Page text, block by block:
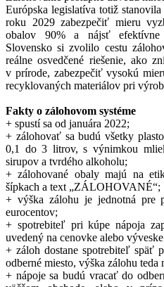
Európska legislatíva totiž
roku 2029 zabezpečiť mieru
obalov 90% a nájsť efektívne
Slovensko si zvolilo cestu
reálne osvedčené riešenie, ako
v prírode, zabezpečiť vysokú
recyklovaných materiálov pri
Fakty o zálohovom systéme
+ spustí sa od januára 2022;
+ zálohovať sa budú všetky
0,1 do 3 litrov, s výnimkou
sirupov a tvrdého alkoholu;
+ zálohované obaly majú na
šípkach a text „ZÁLOHOVANÉ“;
+ výška zálohu je jednotná pre
eurocentov;
+ spotrebiteľ pri kúpe nápoja
uvedený na cenovke alebo
+ záloh dostane spotrebiteľ späť
odberné miesto, výška zálohu
+ nápoje sa budú vracať do